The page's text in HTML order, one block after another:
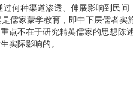
何种渠道渗透、伸展影响到民
儒家蒙学教育，即中下层儒者实
点不在于研究精英儒家的思想陈
实际影响的。